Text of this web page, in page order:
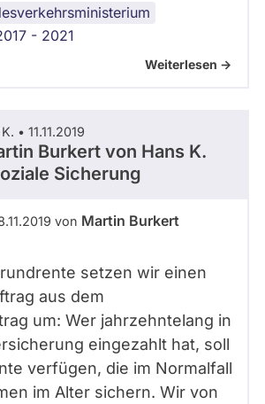
- 2021
Weiterlesen ->
• 11.11.2019
Burkert von Hans K.
Sicherung
von Martin Burkert
setzen wir einen
aus dem
um: Wer jahrzehntelang in
eingezahlt hat, soll
verfügen, die im Normalfall
im Alter sichern. Wir von